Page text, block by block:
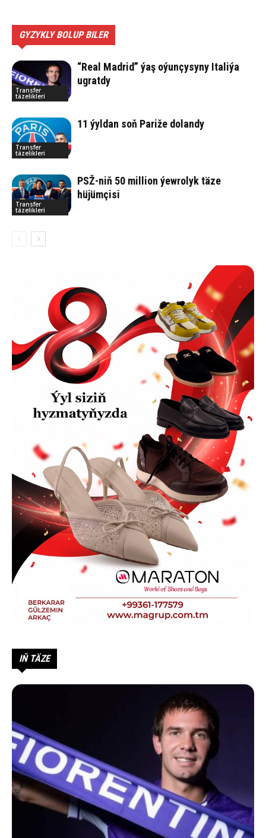
GYZYKLY BOLUP BILER
Transfer
täzelikleri
“Real Madrid” ýaş oýunçysyny Italiýa
ugratdy
Transfer
täzelikleri
11 ýyldan soň Pariže dolandy
Transfer
täzelikleri
PSŽ-niň 50 million ýewrolyk täze
hüjümçisi
IŇ TÄZE